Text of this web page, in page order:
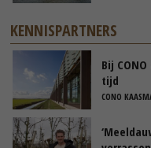
KENNISPARTNERS
Bij
tijd
CONO